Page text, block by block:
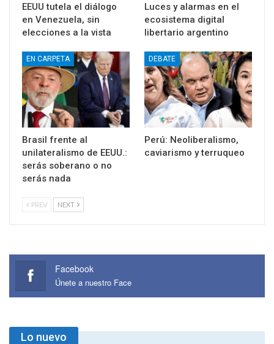
EEUU tutela el diálogo
en Venezuela, sin
elecciones a la vista
Luces y alarmas en el
ecosistema digital
libertario argentino
EN CARPETA
Brasil frente al
unilateralismo de EEUU.:
serás soberano o no
serás nada
DEBATE
Perú: Neoliberalismo,
caviarismo y terruqueo
PREV NEXT
Facebook
Únete a nuestro Face
Lo nuevo